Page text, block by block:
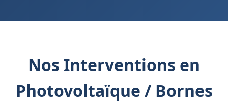
Nos Interventions en
Photovoltaïque / Bornes